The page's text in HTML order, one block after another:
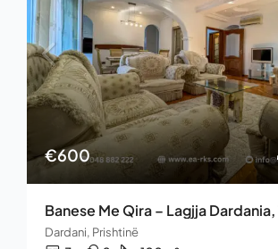
€600
Dardani, Prishtinë